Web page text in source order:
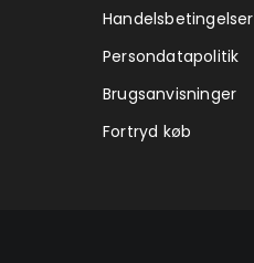
Handelsbetingelser
Persondatapolitik
Brugsanvisninger
Fortryd køb